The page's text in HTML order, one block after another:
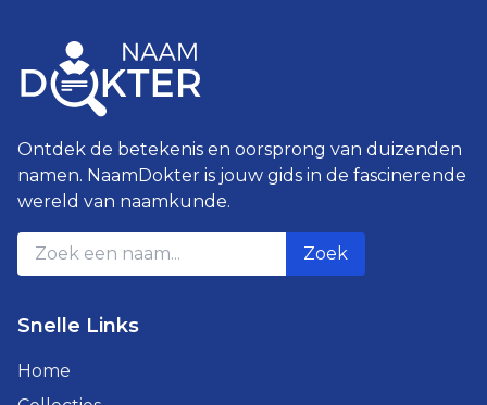
Ontdek de betekenis en oorsprong van duizenden
namen. NaamDokter is jouw gids in de fascinerende
wereld van naamkunde.
Zoek
Snelle Links
Home